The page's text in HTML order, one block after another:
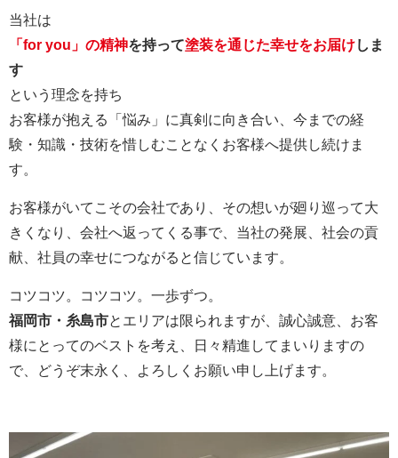
当社は
「for you」の精神を持って塗装を通じた幸せをお届けしま
す
という理念を持ち
お客様が抱える「悩み」に真剣に向き合い、今までの経
験・知識・技術を惜しむことなくお客様へ提供し続けま
す。
お客様がいてこその会社であり、その想いが廻り巡って大
きくなり、会社へ返ってくる事で、当社の発展、社会の貢
献、社員の幸せにつながると信じています。
コツコツ。コツコツ。一歩ずつ。
福岡市・糸島市とエリアは限られますが、誠心誠意、お客
様にとってのベストを考え、日々精進してまいりますの
で、どうぞ末永く、よろしくお願い申し上げます。